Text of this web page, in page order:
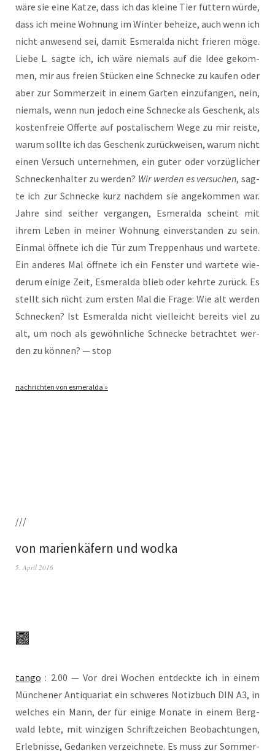
wäre sie eine Kat­ze, dass ich das klei­ne Tier füt­tern wür­de,
dass ich mei­ne Woh­nung im Win­ter behei­ze, auch wenn ich
nicht anwe­send sei, damit Esme­ral­da nicht frie­ren möge.
Lie­be L. sag­te ich, ich wäre nie­mals auf die Idee gekom­
men, mir aus frei­en Stü­cken eine Schne­cke zu kau­fen oder
aber zur Som­mer­zeit in einem Gar­ten ein­zu­fan­gen, nein,
nie­mals, wenn nun jedoch eine Schne­cke als Geschenk, als
kos­ten­freie Offer­te auf pos­ta­li­schem Wege zu mir reis­te,
war­um soll­te ich das Geschenk zurück­wei­sen, war­um nicht
einen Ver­such unter­neh­men, ein guter oder vor­züg­li­cher
Schne­cken­hal­ter zu wer­den? Wir wer­den es ver­su­chen, sag­
te ich zur Schne­cke kurz nach­dem sie ange­kom­men war.
Jah­re sind seit­her ver­gan­gen, Esme­ral­da scheint mit
ihrem Leben in mei­ner Woh­nung ein­ver­stan­den zu sein.
Ein­mal öff­ne­te ich die Tür zum Trep­pen­haus und war­te­te.
Ein ande­res Mal öff­ne­te ich ein Fens­ter und war­te­te wie­
der­um eini­ge Zeit, Esme­ral­da blieb oder kehr­te zurück. Es
stellt sich nicht zum ers­ten Mal die Fra­ge: Wie alt wer­den
Schne­cken? Ist Esme­ral­da nicht viel­leicht bereits viel zu
alt, um noch als gewöhn­li­che Schne­cke betrach­tet wer­
den zu kön­nen? — stop
nach­rich­ten von esmeralda »
///
von marienkäfern und wodka
5. April 2016
tan­go : 2.00 — Vor drei Wochen ent­deck­te ich in einem
Mün­che­ner Anti­qua­ri­at ein schwe­res Notiz­buch DIN A3, in
wel­ches ein Mann, der für eini­ge Mona­te in einem Berg­
wald leb­te, mit win­zi­gen Schrift­zei­chen Beob­ach­tun­gen,
Erleb­nis­se, Gedan­ken ver­zeich­ne­te. Es muss zur Som­mer­